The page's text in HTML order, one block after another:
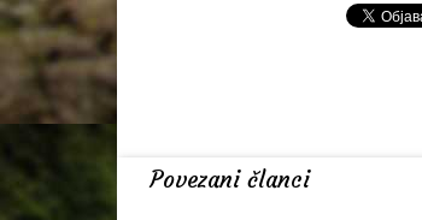
Povezani članci